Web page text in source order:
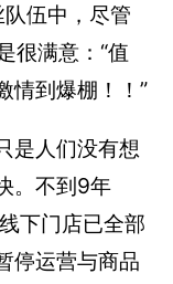
伍中，尽管
很满意：“值
情到爆棚！！”
是人们没有想
。不到9年
下门店已全部
停运营与商品